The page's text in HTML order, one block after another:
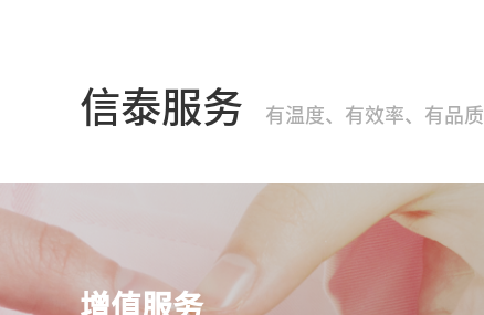
信泰服务 有温度、有效率、有品质
增值服务